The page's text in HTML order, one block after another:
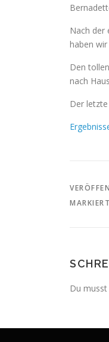
Nach der
haben
Den
nach
Der
Du musst